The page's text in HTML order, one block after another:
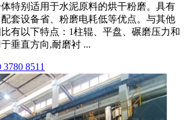
特别适用于水泥原料的烘干粉磨。具有
套设备省、粉磨电耗低等优点。与其他
有以下特点：1柱辊、平盘、碾磨压力和
垂直方向,耐磨衬 ...
8511